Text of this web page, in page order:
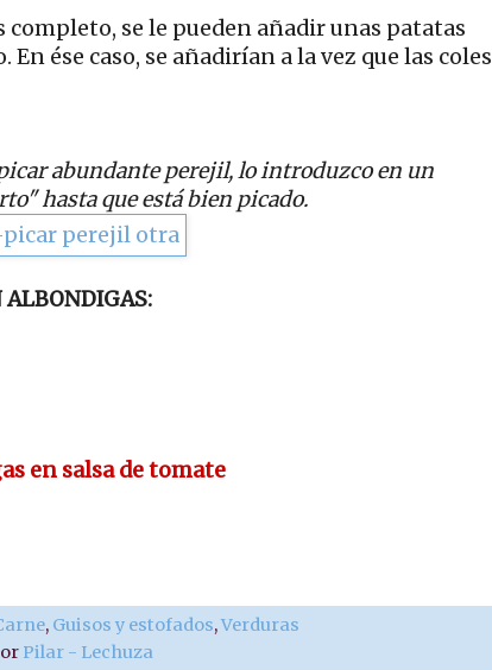
completo, se le pueden añadir unas patatas
En ése caso, se añadirían a la vez que las coles
abundante perejil, lo introduzco en un
hasta que está bien picado.
ALBONDIGAS:
en salsa de tomate
, Guisos y estofados,Verduras
Pilar - Lechuza